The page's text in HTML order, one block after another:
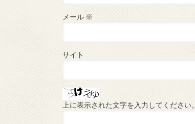
メール ※
サイト
上に表示された文字を入力してください。